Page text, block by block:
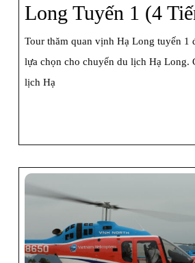
Long Tuyến 1 (4
Tour thăm quan vịnh Hạ Long tuyến 1
lựa chọn cho chuyến du lịch Hạ Long.
lịch Hạ